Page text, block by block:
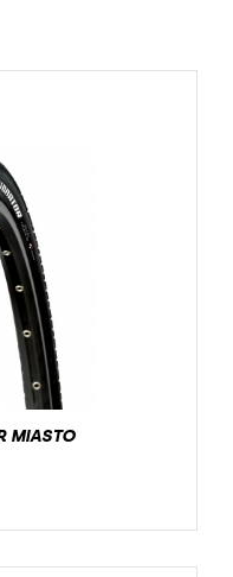
MIASTO